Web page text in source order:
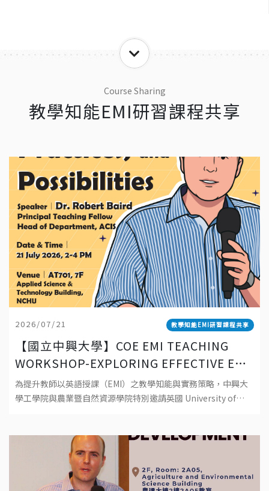
Course Sharing
教學知能EMI研習課程共享
2026/07/21 教學知能EMI研習課程共享
【國立中興大學】COE EMI TEACHING
WORKSHOP-EXPLORING EFFECTIVE EMI
TEACHING: PRINCIPLES, PRACTICES,
AND POSSIBILITIES 工學院EMI教師教學
可能性
為提升教師以英語授課（EMI）之教學知能與實務策略，中興大
學工學院與農業暨自然資源學院特別邀請英國 University of